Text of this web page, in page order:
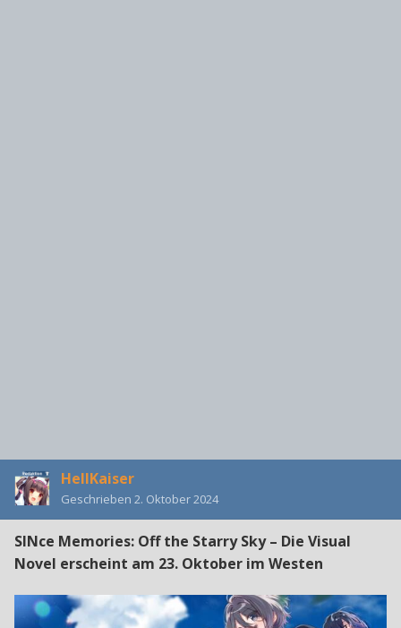
HellKaiser
Geschrieben 2. Oktober 2024
SINce Memories: Off the Starry Sky – Die Visual
Novel erscheint am 23. Oktober im Westen